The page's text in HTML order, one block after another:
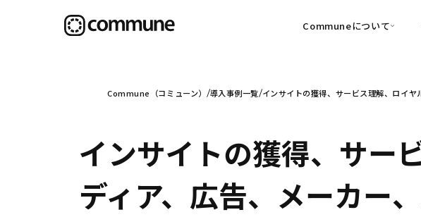
Communeについて
可視化
・Commune Voice
信頼を醸成する信頼起点経営基盤
・Commune CRM
SuccessHub）
Commune（コミューン） 導入事例一覧 インサイトの獲得、サービス理解、ロイ
インサイトの獲得、サー
ディア、広告、メーカー